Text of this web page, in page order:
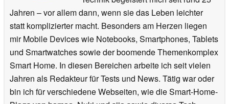
Jahren – vor allem dann, wenn sie das Leben leichter
statt komplizierter macht. Besonders am Herzen liegen
mir Mobile Devices wie Notebooks, Smartphones, Tablets
und Smartwatches sowie der boomende Themenkomplex
Smart Home. In diesen Bereichen arbeite ich seit vielen
Jahren als Redakteur für Tests und News. Tätig war oder
bin ich für verschiedene Webseiten, wie die Smart-Home-